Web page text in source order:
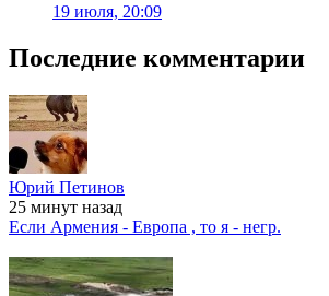
19 июля, 20:09
Последние комментарии
Юрий Петинов
25 минут назад
Если Армения - Европа , то я - негр.